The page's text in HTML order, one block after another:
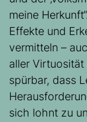
meine
Effekte und
vermitteln –
aller
spürbar, dass
sich lohnt zu